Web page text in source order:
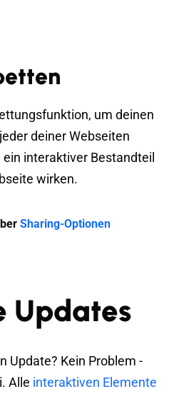
um deinen
deiner Webseiten
interaktiver Bestandteil
wirken.
Sharing-Optionen
Updates
Update? Kein Problem -
Alle interaktiven Elemente